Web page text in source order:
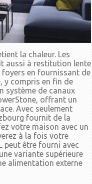
la chaleur. Les
aussi à restitution lente
en fournissant de
y compris en fin de
système de canaux
offrant un
Avec seulement
fournit de la
votre maison avec un
à la fois votre
peut être fourni avec
variante supérieure
alimentation externe